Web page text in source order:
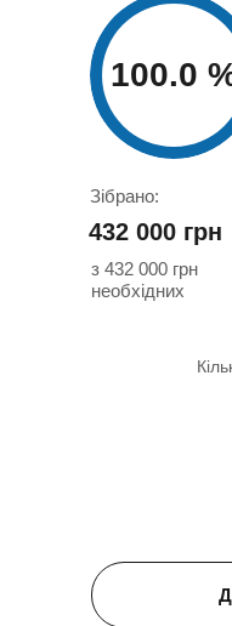
Зібрано:
100.0
432 000 грн
з 432 000 грн
необхідних